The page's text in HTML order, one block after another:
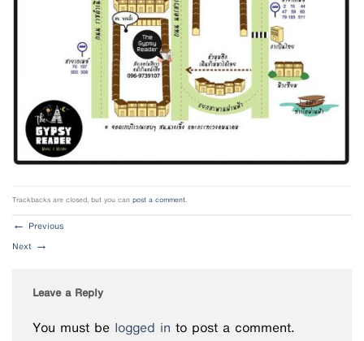
Trackbacks are closed, but you canpost a comment.
← Previous
Next →
Leave a Reply
You must be logged in to post a comment.